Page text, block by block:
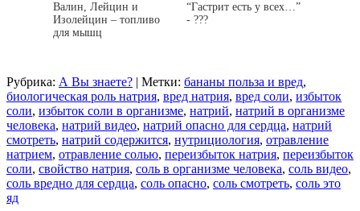
Валин, Лейцин и
Изолейцин – топливо
для мышц
“Гастрит есть у всех…”
- ???
Рубрика: А Вы знаете? | Метки: бананы польза и вред,
биологическая роль натрия, вред натрия, вред соли, избыток
соли, избыток соли в организме, натрий, натрий в организме
человека, натрий видео, натрий опасно для сердца, натрий
смотреть, натрий содержится, нутрициология, отравление
натрием, отравление солью, переизбыток натрия, переизбыток
соли, свойство натрия, соль в организме человека, соль видео,
соль вредно для сердца, соль опасно, соль смотреть, соль это
яд